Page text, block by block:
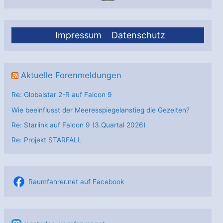
Impressum Datenschutz
Aktuelle Forenmeldungen
Re: Globalstar 2-R auf Falcon 9
Wie beeinflusst der Meeresspiegelanstieg die Gezeiten?
Re: Starlink auf Falcon 9 (3.Quartal 2026)
Re: Projekt STARFALL
Raumfahrer.net auf Facebook